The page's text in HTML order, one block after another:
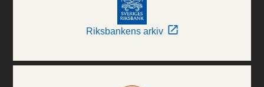
Riksbankens arkiv